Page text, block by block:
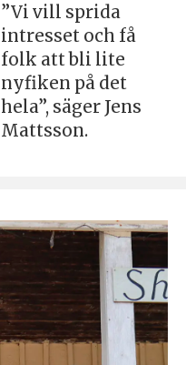
”Vi vill sprida
intresset och få
folk att bli lite
nyfiken på det
hela”, säger Jens
Mattsson.